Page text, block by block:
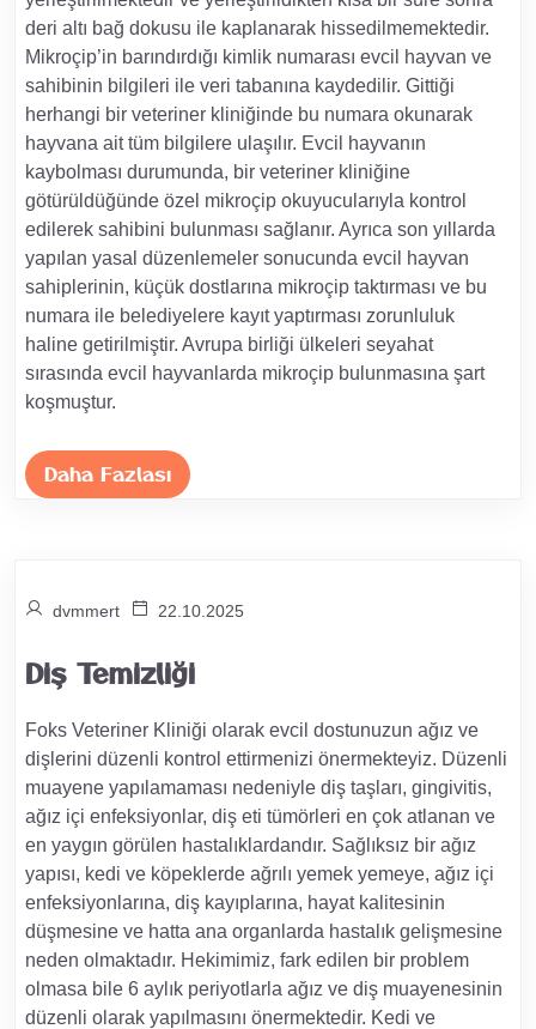
deri altı bağ dokusu ile kaplanarak hissedilmemektedir.
Mikroçip’in barındırdığı kimlik numarası evcil hayvan ve
sahibinin bilgileri ile veri tabanına kaydedilir. Gittiği
herhangi bir veteriner kliniğinde bu numara okunarak
hayvana ait tüm bilgilere ulaşılır. Evcil hayvanın
kaybolması durumunda, bir veteriner kliniğine
götürüldüğünde özel mikroçip okuyucularıyla kontrol
edilerek sahibini bulunması sağlanır. Ayrıca son yıllarda
yapılan yasal düzenlemeler sonucunda evcil hayvan
sahiplerinin, küçük dostlarına mikroçip taktırması ve bu
numara ile belediyelere kayıt yaptırması zorunluluk
haline getirilmiştir. Avrupa birliği ülkeleri seyahat
sırasında evcil hayvanlarda mikroçip bulunmasına şart
koşmuştur.
Daha Fazlası
dvmmert 22.10.2025
Diş Temizliği
Foks Veteriner Kliniği olarak evcil dostunuzun ağız ve
dişlerini düzenli kontrol ettirmenizi önermekteyiz. Düzenli
muayene yapılamaması nedeniyle diş taşları, gingivitis,
ağız içi enfeksiyonlar, diş eti tümörleri en çok atlanan ve
en yaygın görülen hastalıklardandır. Sağlıksız bir ağız
yapısı, kedi ve köpeklerde ağrılı yemek yemeye, ağız içi
enfeksiyonlarına, diş kayıplarına, hayat kalitesinin
düşmesine ve hatta ana organlarda hastalık gelişmesine
neden olmaktadır. Hekimimiz, fark edilen bir problem
olmasa bile 6 aylık periyotlarla ağız ve diş muayenesinin
düzenli olarak yapılmasını önermektedir. Kedi ve